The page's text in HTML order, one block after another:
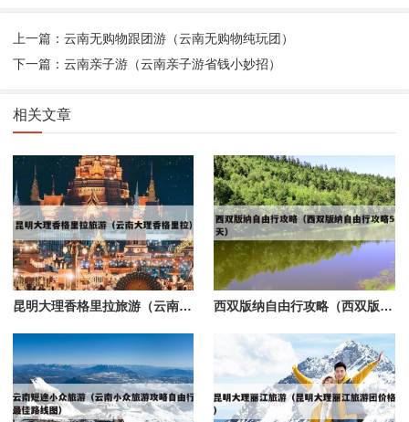
上一篇：云南无购物跟团游（云南无购物纯玩团）
下一篇：云南亲子游（云南亲子游省钱小妙招）
相关文章
昆明大理香格里拉旅游（云南大理香格里拉） 西双版纳自由行攻略（西双版纳自由行攻略5天）